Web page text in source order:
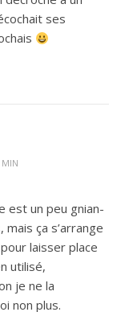
ses
MIN
est un peu gnian-
ça s’arrange
laisser place
utilisé,
je ne la
non plus.